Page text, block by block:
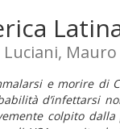
Luciani,
e morire di
d’infettarsi
colpito